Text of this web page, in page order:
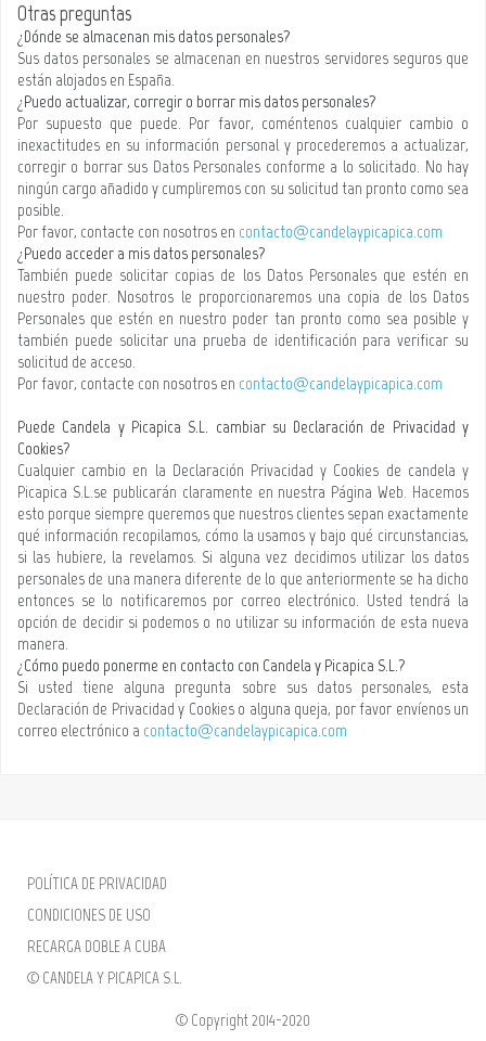
Otras preguntas
¿Dónde se almacenan mis datos personales?
Sus datos personales se almacenan en nuestros servidores seguros que
están alojados en España.
¿Puedo actualizar, corregir o borrar mis datos personales?
Por supuesto que puede. Por favor, coméntenos cualquier cambio o
inexactitudes en su información personal y procederemos a actualizar,
corregir o borrar sus Datos Personales conforme a lo solicitado. No hay
ningún cargo añadido y cumpliremos con su solicitud tan pronto como sea
posible.
Por favor, contacte con nosotros en contacto@candelaypicapica.com
¿Puedo acceder a mis datos personales?
También puede solicitar copias de los Datos Personales que estén en
nuestro poder. Nosotros le proporcionaremos una copia de los Datos
Personales que estén en nuestro poder tan pronto como sea posible y
también puede solicitar una prueba de identificación para verificar su
solicitud de acceso.
Por favor, contacte con nosotros en contacto@candelaypicapica.com
Puede Candela y Picapica S.L. cambiar su Declaración de Privacidad y
Cookies?
Cualquier cambio en la Declaración Privacidad y Cookies de candela y
Picapica S.L.se publicarán claramente en nuestra Página Web. Hacemos
esto porque siempre queremos que nuestros clientes sepan exactamente
qué información recopilamos, cómo la usamos y bajo qué circunstancias,
si las hubiere, la revelamos. Si alguna vez decidimos utilizar los datos
personales de una manera diferente de lo que anteriormente se ha dicho
entonces se lo notificaremos por correo electrónico. Usted tendrá la
opción de decidir si podemos o no utilizar su información de esta nueva
manera.
¿Cómo puedo ponerme en contacto con Candela y Picapica S.L.?
Si usted tiene alguna pregunta sobre sus datos personales, esta
Declaración de Privacidad y Cookies o alguna queja, por favor envíenos un
correo electrónico a contacto@candelaypicapica.com
POLÍTICA DE PRIVACIDAD
CONDICIONES DE USO
RECARGA DOBLE A CUBA
© CANDELA Y PICAPICA S.L.
© Copyright 2014-2020